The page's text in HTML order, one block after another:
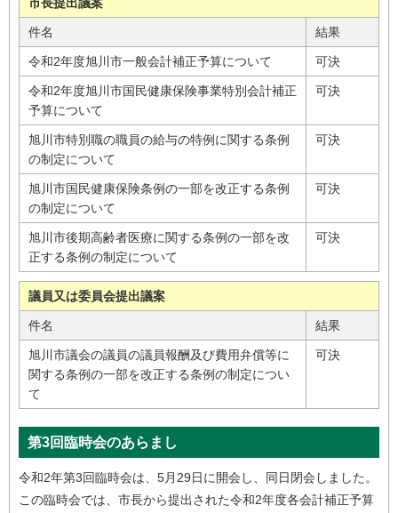
件名 結果
令和2年度旭川市一般会計補正予算について 可決
令和2年度旭川市国民健康保険事業特別会計補正
予算について
可決
旭川市特別職の職員の給与の特例に関する条例
の制定について
可決
旭川市国民健康保険条例の一部を改正する条例
の制定について
可決
旭川市後期高齢者医療に関する条例の一部を改
正する条例の制定について
可決
議員又は委員会提出議案
件名 結果
旭川市議会の議員の議員報酬及び費用弁償等に
関する条例の一部を改正する条例の制定につい
て
可決
第3回臨時会のあらまし
令和2年第3回臨時会は、5月29日に開会し、同日閉会しました。
この臨時会では、市長から提出された令和2年度各会計補正予算